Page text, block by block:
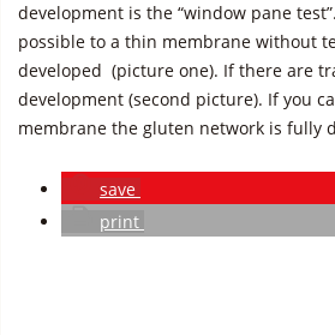
development is the “window pane
possible to a thin membrane without
developed (picture one). If there are
development (second picture). If you
membrane the gluten network is fully
save
print